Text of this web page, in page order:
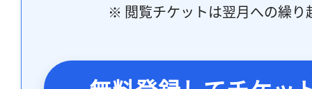
※ 閲覧チケットは翌月への繰り